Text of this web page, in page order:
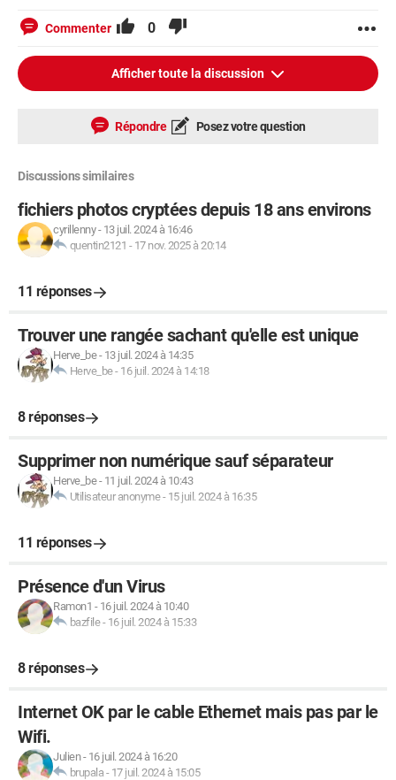
Commenter 0
Afficher toute la discussion
Répondre Posez votre question
Discussions similaires
fichiers photos cryptées depuis 18 ans environs
cyrillenny- 13 juil. 2024 à 16:46
quentin2121 - 17 nov. 2025 à 20:14
11 réponses
Trouver une rangée sachant qu'elle est unique
Herve_be- 13 juil. 2024 à 14:35
Herve_be- 16 juil. 2024 à 14:18
8 réponses
Supprimer non numérique sauf séparateur
Herve_be- 11 juil. 2024 à 10:43
Utilisateur anonyme- 15 juil. 2024 à 16:35
11 réponses
Présence d'un Virus
Ramon1 - 16 juil. 2024 à 10:40
bazfile- 16 juil. 2024 à 15:33
8 réponses
Internet OK par le cable Ethernet mais pas par le
Wifi.
Julien- 16 juil. 2024 à 16:20
brupala - 17 juil. 2024 à 15:05